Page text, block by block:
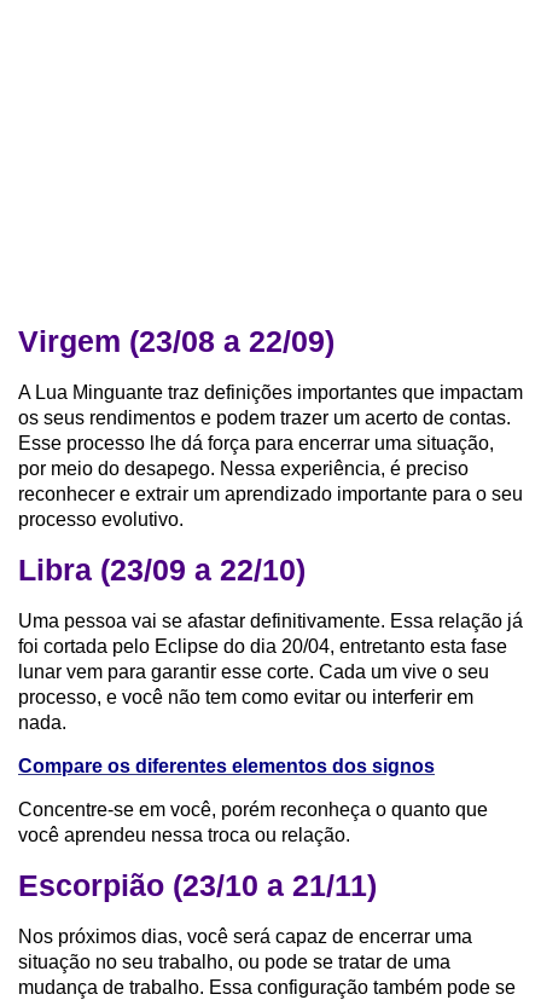
Virgem (23/08 a 22/09)
A Lua Minguante traz definições importantes que impactam
os seus rendimentos e podem trazer um acerto de contas.
Esse processo lhe dá força para encerrar uma situação,
por meio do desapego. Nessa experiência, é preciso
reconhecer e extrair um aprendizado importante para o seu
processo evolutivo.
Libra (23/09 a 22/10)
Uma pessoa vai se afastar definitivamente. Essa relação já
foi cortada pelo Eclipse do dia 20/04, entretanto esta fase
lunar vem para garantir esse corte. Cada um vive o seu
processo, e você não tem como evitar ou interferir em
nada.
Compare os diferentes elementos dos signos
Concentre-se em você, porém reconheça o quanto que
você aprendeu nessa troca ou relação.
Escorpião (23/10 a 21/11)
Nos próximos dias, você será capaz de encerrar uma
situação no seu trabalho, ou pode se tratar de uma
mudança de trabalho. Essa configuração também pode se